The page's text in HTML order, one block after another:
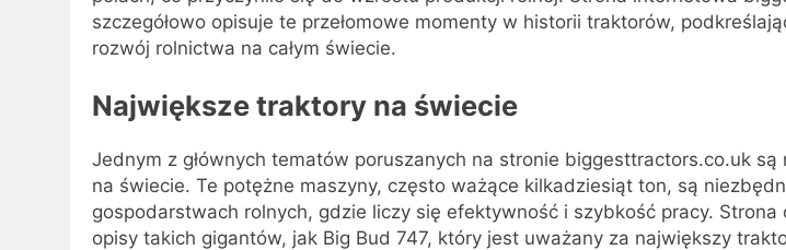
szczegółowo opisuje te przełomowe momenty w historii traktorów,
rozwój rolnictwa na całym świecie.
Największe traktory na świecie
Jednym z głównych tematów poruszanych na stronie biggesttractors.co.uk
na świecie. Te potężne maszyny, często ważące kilkadziesiąt ton, są
gospodarstwach rolnych, gdzie liczy się efektywność i szybkość pracy. Strona
opisy takich gigantów, jak Big Bud 747, który jest uważany za największy